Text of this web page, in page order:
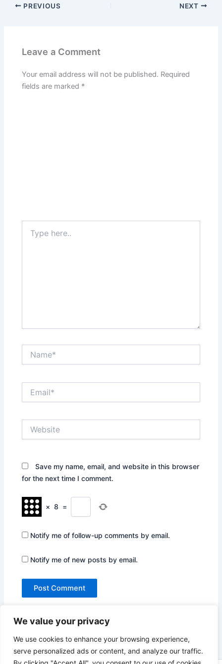
We value your privacy
We use cookies to enhance your browsing experience,
serve personalized ads or content, and analyze our traffic.
PREVIOUS NEXT
Leave a Comment
Your email address will not be published. Required
fields are marked *
here..
Save my name, email, and website in this browser
for the next time I comment.
× 8 =
Notify me of follow-up comments by email.
Notify me of new posts by email.